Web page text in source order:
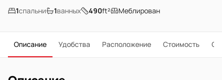
1спальни 1ванных 490ft² Меблирован
Описание Удобства Расположение Стоимость О